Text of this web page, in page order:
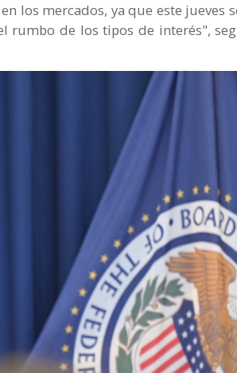
los mercados, ya que este jueves
rumbo de los tipos de interés",